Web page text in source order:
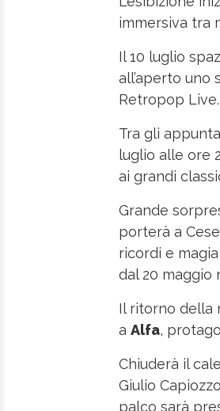
immersiva tra
Il 10 luglio
all’aperto
Retropop Live.
Tra gli
luglio alle ore
ai grandi
Grande
porterà a
ricordi e
dal 20 maggio
Il ritorno della
a Alfa,
Chiuderà il
Giulio
palco sarà